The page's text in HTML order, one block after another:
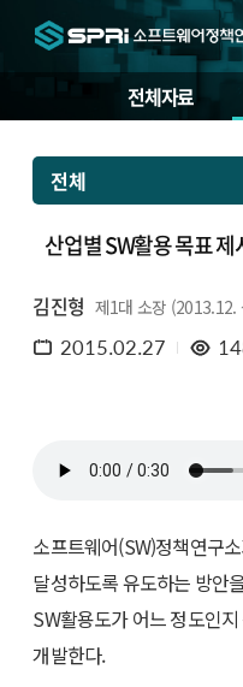
전체자료
전체
산업별 SW활용 목표 제
김진형 제1대 소장 (2013.12.
2015.02.27
소프트웨어(SW)정책연구
달성하도록 유도하는 방안
SW활용도가 어느 정도인
개발한다.